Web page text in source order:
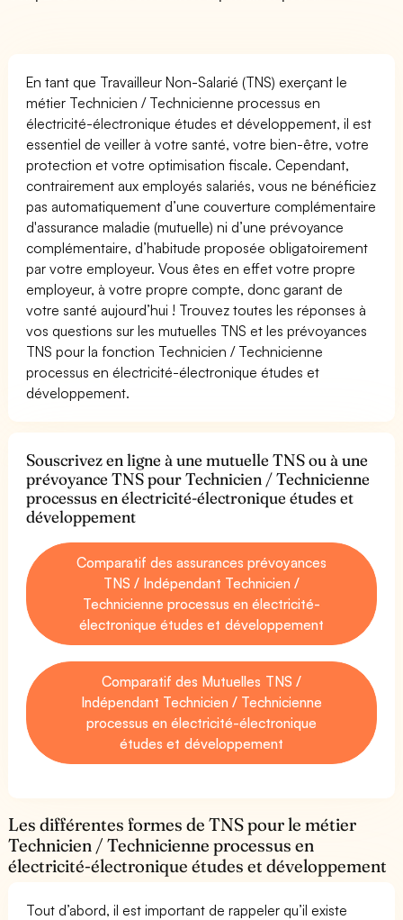
En tant que Travailleur Non-Salarié (TNS) exerçant le
métier Technicien / Technicienne processus en
électricité-électronique études et développement, il est
essentiel de veiller à votre santé, votre bien-être, votre
protection et votre optimisation fiscale. Cependant,
contrairement aux employés salariés, vous ne bénéficiez
pas automatiquement d’une couverture complémentaire
d'assurance maladie (mutuelle) ni d’une prévoyance
complémentaire, d’habitude proposée obligatoirement
par votre employeur. Vous êtes en effet votre propre
employeur, à votre propre compte, donc garant de
votre santé aujourd’hui ! Trouvez toutes les réponses à
vos questions sur les mutuelles TNS et les prévoyances
TNS pour la fonction Technicien / Technicienne
processus en électricité-électronique études et
développement.
Souscrivez en ligne à une mutuelle TNS ou à une
prévoyance TNS pour Technicien / Technicienne
processus en électricité-électronique études et
développement
Comparatif des assurances prévoyances
TNS / Indépendant Technicien /
Technicienne processus en électricité-
électronique études et développement
Comparatif des Mutuelles TNS /
Indépendant Technicien / Technicienne
processus en électricité-électronique
études et développement
Les différentes formes de TNS pour le métier
Technicien / Technicienne processus en
électricité-électronique études et développement
Tout d’abord, il est important de rappeler qu’il existe